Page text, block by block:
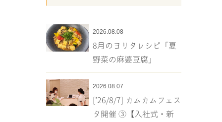
2026.08.08
8月のヨリタレシピ「夏
野菜の麻婆豆腐」
2026.08.07
[’26/8/7] カムカムフェス
タ開催 ③【入社式・新